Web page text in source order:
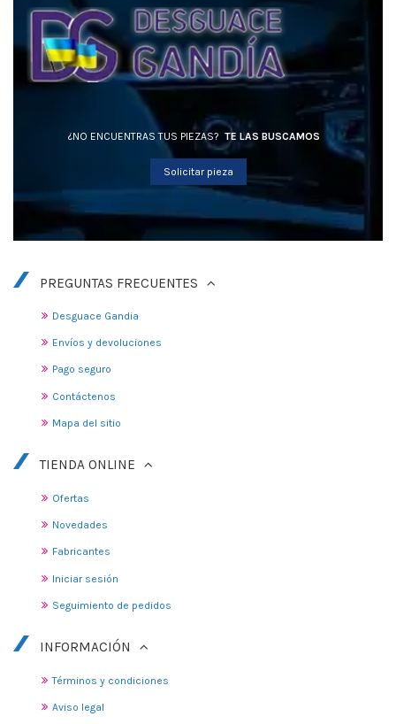
¿NO ENCUENTRAS TUS PIEZAS? TE LAS BUSCAMOS
Solicitar pieza
PREGUNTAS FRECUENTES
Desguace Gandia
Envíos y devoluciones
Pago seguro
Contáctenos
Mapa del sitio
TIENDA ONLINE
Ofertas
Novedades
Fabricantes
Iniciar sesión
Seguimiento de pedidos
INFORMACIÓN
Términos y condiciones
Aviso legal